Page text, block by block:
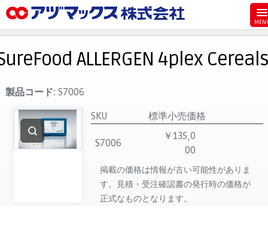
お気に入り
お買い物カゴ
ご注文
マイページ
主要取扱ブランド
ALLERGEN 4plex Cereals
製品コード: S7006
SKU
標準小売価格
S7006
￥135,0
00
掲載の価格は情報が古い可能性がありま
す。見積・受注確認書の発行時の価格が
正式なものとなります。